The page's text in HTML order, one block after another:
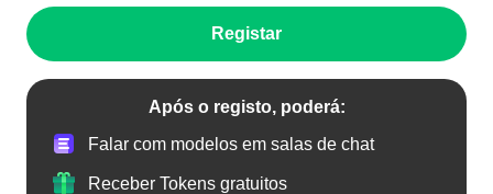
Registar
Após o registo, poderá:
Falar com modelos em salas de chat
Receber Tokens gratuitos